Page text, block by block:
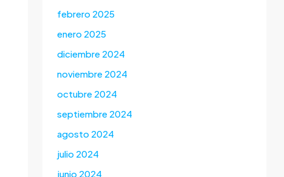
febrero 2025
enero 2025
diciembre 2024
noviembre 2024
octubre 2024
septiembre 2024
agosto 2024
julio 2024
junio 2024